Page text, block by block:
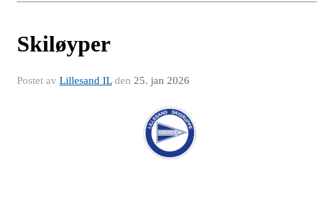
Skiløyper
Postet av Lillesand ILden 25. jan 2026